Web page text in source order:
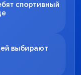
спортивный
выбирают